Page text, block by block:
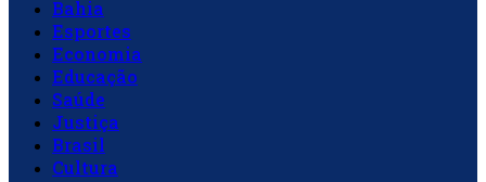
Bahia
Esportes
Economia
Educação
Saúde
Justiça
Brasil
Cultura